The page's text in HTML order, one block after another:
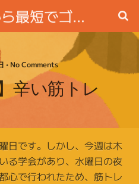
乳がん手術から最短でゴルフ場に行く方法
• No Comments
辛い筋トレ
日です。しかし、今週は木
る学会があり、水曜日の夜
心で行われたため、筋トレ